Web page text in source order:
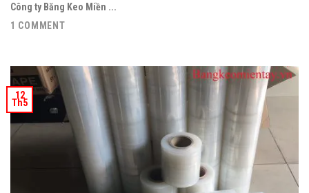
Công ty Băng Keo Miền ...
1 COMMENT
12
Th5